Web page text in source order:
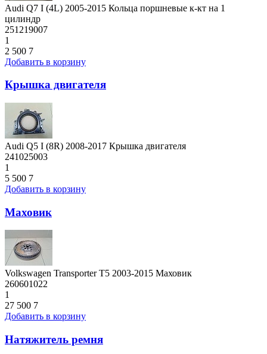
Audi Q7 I (4L) 2005-2015 Кольца поршневые к-кт на 1
цилиндр
251219007
1
2 500 7
Добавить в корзину
Крышка двигателя
Audi Q5 I (8R) 2008-2017 Крышка двигателя
241025003
1
5 500 7
Добавить в корзину
Маховик
Volkswagen Transporter T5 2003-2015 Маховик
260601022
1
27 500 7
Добавить в корзину
Натяжитель ремня